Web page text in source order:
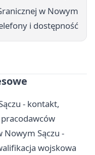
w Nowym
i dostępność
- kontakt,
pracodawców
Nowym Sączu -
wojskowa